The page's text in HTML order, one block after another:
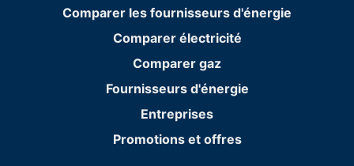
Comparer les fournisseurs d'énergie
Comparer électricité
Comparer gaz
Fournisseurs d'énergie
Entreprises
Promotions et offres